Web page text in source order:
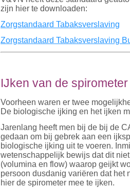
zijn hier te downloaden:
Zorgstandaard Tabaksverslaving
Zorgstandaard Tabaksverslaving
IJken van de spirometer
Voorheen waren er twee
De biologische ijking en het ijken
Jarenlang heeft men bij de bij de
gedaan om bij gebrek aan een
biologische ijking uit te voeren.
wetenschappelijk bewijs dat dit
(volumina en flow) waarop geijkt
persoon dusdanig variëren dat het
hier de spirometer mee te ijken.